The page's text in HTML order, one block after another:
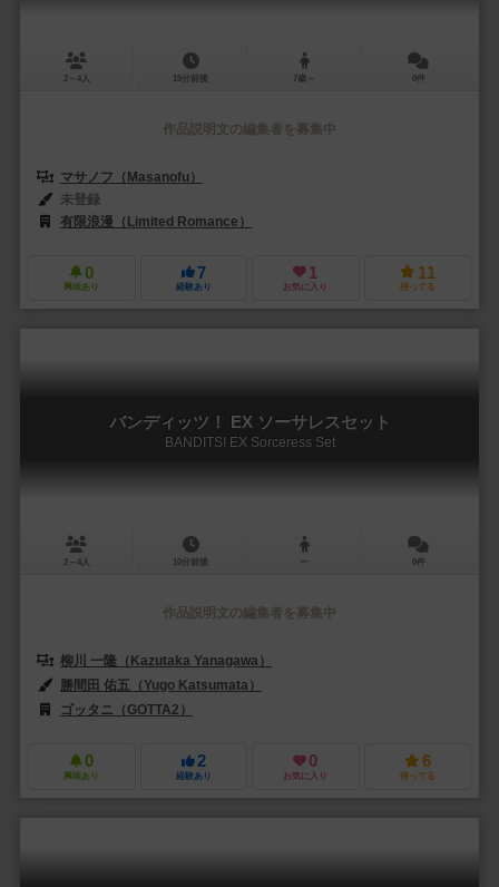
2～4人 15分前後 7歳～ 0件
作品説明文の編集者を募集中
マサノフ（Masanofu）
未登録
有限浪漫（Limited Romance）
0
興味あり
7
経験あり
1
お気に入り
11
持ってる
バンディッツ！ EX ソーサレスセット
BANDITS! EX Sorceress Set
2～4人 10分前後 ー 0件
作品説明文の編集者を募集中
柳川 一隆（Kazutaka Yanagawa）
勝間田 佑五（Yugo Katsumata）
ゴッタニ（GOTTA2）
0
興味あり
2
経験あり
0
お気に入り
6
持ってる